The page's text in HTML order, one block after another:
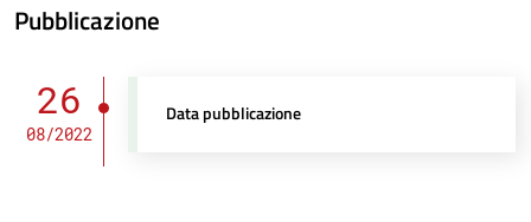
Pubblicazione
26
08/2022
Data pubblicazione